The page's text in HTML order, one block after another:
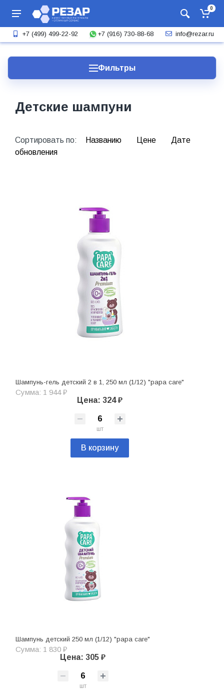
0
+7 (499) 499-22-92 +7 (916) 730-88-68 info@rezar.ru
Фильтры
Детские шампуни
Сортировать по: Названию Цене
Дате
обновления
Шампунь-гель детский 2 в 1, 250 мл (1/12) "papa care"
Сумма: 1 944 ₽
Цена: 324 ₽
шт
В корзину
Шампунь детский 250 мл (1/12) "papa care"
Сумма: 1 830 ₽
Цена: 305 ₽
шт